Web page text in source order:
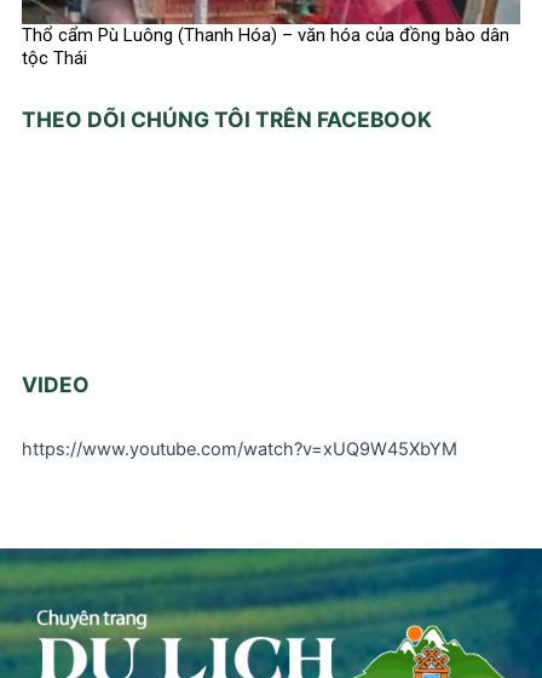
Thổ cẩm Pù Luông (Thanh Hóa) – văn hóa của đồng bào dân
tộc Thái
THEO DÕI CHÚNG TÔI TRÊN FACEBOOK
VIDEO
https://www.youtube.com/watch?v=xUQ9W45XbYM